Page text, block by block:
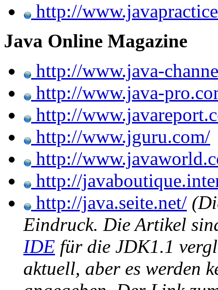
http://
Java Online Magazine
http://www.java-
http://www.java-
http://
http://www.jguru.com/
http://
http://
http://java.seite.net/
Eindruck. Die Artikel
IDE für die JDK1.1
aktuell, aber es werden